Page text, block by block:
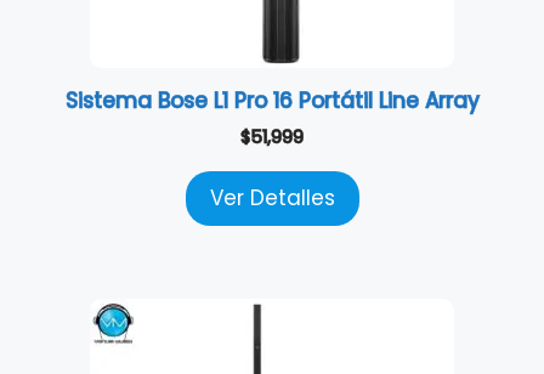
Sistema Bose L1 Pro 16 Portátil Line Array
$51,999
Ver Detalles